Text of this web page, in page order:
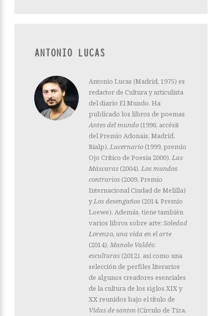
ANTONIO LUCAS
Antonio Lucas (Madrid, 1975) es
redactor de Cultura y articulista
del diario El Mundo. Ha
publicado los libros de poemas
Antes del mundo (1996, accésit
del Premio Adonais, Madrid,
Rialp), Lucernario (1999, premio
Ojo Crítico de Poesía 2000), Las
Máscaras (2004), Los mundos
contrarios (2009, Premio
Internacional Ciudad de Melilla)
yLos desengaños (2014, Premio
Loewe). Además, tiene también
varios libros sobre arte: Soledad
Lorenzo, una vida en el arte
(2014), Manolo Valdés:
esculturas (2012), así como una
selección de perfiles literarios
de algunos creadores esenciales
de la cultura de los siglos XIX y
XX reunidos bajo el título de
Vidas de santos (Círculo de Tiza,